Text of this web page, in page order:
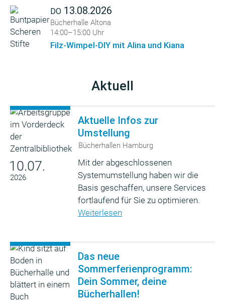
DO 13.08.2026
Bücherhalle Altona
14:00–15:00 Uhr
Filz-Wimpel-DIY mit Alina und Kiana
Aktuell
10.07.
2026
Aktuelle Infos zur
Umstellung
Bücherhallen Hamburg
Mit der abgeschlossenen
Systemumstellung haben wir die
Basis geschaffen, unsere Services
fortlaufend für Sie zu optimieren.
Weiterlesen
Das neue
Sommerferienprogramm:
Dein Sommer, deine
Bücherhallen!